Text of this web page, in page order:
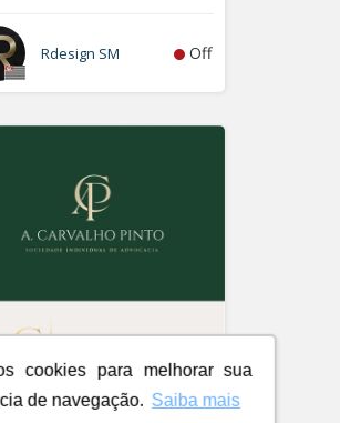
cookies para melhorar sua
de navegação. Saiba mais
Rdesign SM Off
Pinto Sociedade